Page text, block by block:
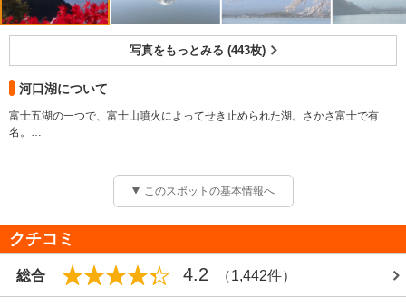
写真をもっとみる (443枚)
河口湖について
富士五湖の一つで、富士山噴火によってせき止められた湖。さかさ富士で有
名。
このスポットの基本情報へ
クチコミ
総合 4.2 （1,442件）